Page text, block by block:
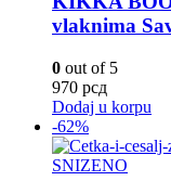
vlaknima
0 out of 5
970 рсд
Dodaj u korpu
-62%
SNIZENO